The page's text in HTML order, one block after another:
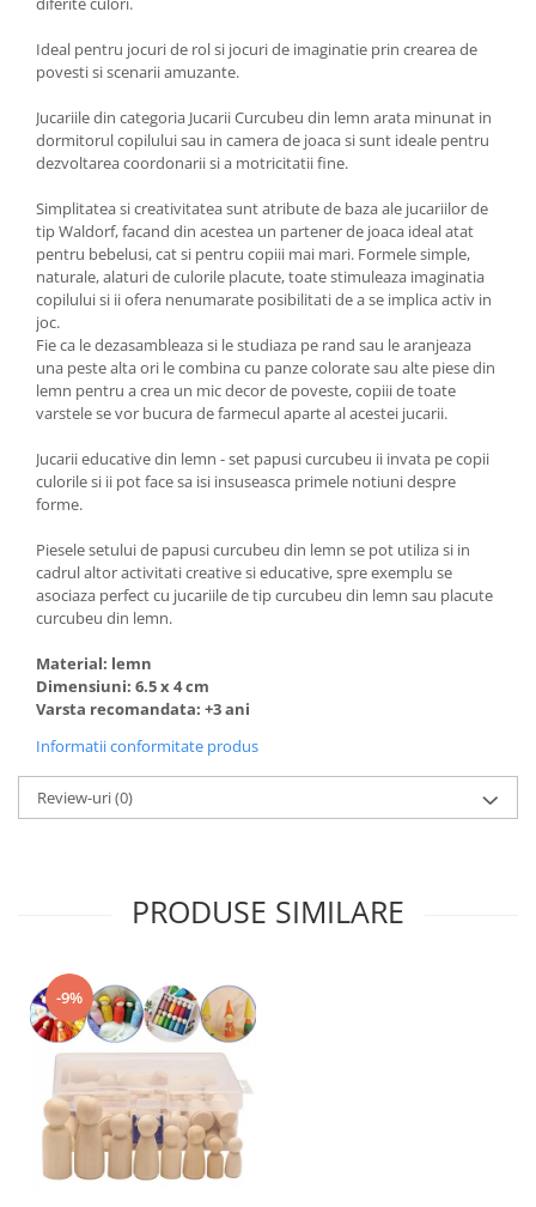
Ideal pentru jocuri de rol si jocuri de imaginatie prin crearea de
povesti si scenarii amuzante.
Jucariile din categoria Jucarii Curcubeu din lemn arata minunat in
dormitorul copilului sau in camera de joaca si sunt ideale pentru
dezvoltarea coordonarii si a motricitatii fine.
Simplitatea si creativitatea sunt atribute de baza ale jucariilor de
tip Waldorf, facand din acestea un partener de joaca ideal atat
pentru bebelusi, cat si pentru copiii mai mari. Formele simple,
naturale, alaturi de culorile placute, toate stimuleaza imaginatia
copilului si ii ofera nenumarate posibilitati de a se implica activ in
joc.
Fie ca le dezasambleaza si le studiaza pe rand sau le aranjeaza
una peste alta ori le combina cu panze colorate sau alte piese din
lemn pentru a crea un mic decor de poveste, copiii de toate
varstele se vor bucura de farmecul aparte al acestei jucarii.
Jucarii educative din lemn - set papusi curcubeu ii invata pe copii
culorile si ii pot face sa isi insuseasca primele notiuni despre
forme.
Piesele setului de papusi curcubeu din lemn se pot utiliza si in
cadrul altor activitati creative si educative, spre exemplu se
asociaza perfect cu jucariile de tip curcubeu din lemn sau placute
curcubeu din lemn.
Material: lemn
Dimensiuni: 6.5 x 4 cm
Varsta recomandata: +3 ani
Informatii conformitate produs
Review-uri(0)
PRODUSE SIMILARE
-9%